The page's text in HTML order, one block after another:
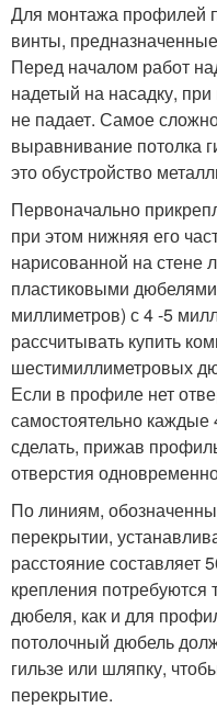
Для монтажа профилей
винты,
Перед началом работ
надетый на насадку,
не падает. Самое
выравнивание потолка
это обустройство
Первоначально
при этом нижняя его
нарисованной на
пластиковыми
миллиметров) с 4 -5
рассчитывать купить
шестимиллиметровых
Если в профиле нет
самостоятельно
сделать, прижав
отверстия
По линиям,
перекрытии,
расстояние составляет
крепления
дюбеля, как и для
потолочный дюбель
гильзе или шляпку,
перекрытие.